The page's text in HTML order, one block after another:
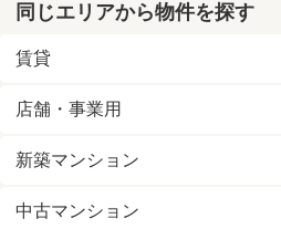
同じエリアから物件を探す
賃貸
店舗・事業用
新築マンション
中古マンション